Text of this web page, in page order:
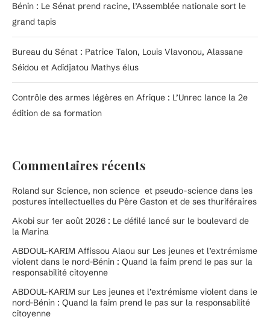
Bénin : Le Sénat prend racine, l’Assemblée nationale sort le
grand tapis
Bureau du Sénat : Patrice Talon, Louis Vlavonou, Alassane
Séidou et Adidjatou Mathys élus
Contrôle des armes légères en Afrique : L’Unrec lance la 2e
édition de sa formation
Commentaires récents
Roland sur Science, non science et pseudo-science dans les
postures intellectuelles du Père Gaston et de ses thuriféraires
Akobi sur 1er août 2026 : Le défilé lancé sur le boulevard de
la Marina
ABDOUL-KARIM Affissou Alaou sur Les jeunes et l’extrémisme
violent dans le nord-Bénin : Quand la faim prend le pas sur la
responsabilité citoyenne
ABDOUL-KARIM sur Les jeunes et l’extrémisme violent dans le
nord-Bénin : Quand la faim prend le pas sur la responsabilité
citoyenne